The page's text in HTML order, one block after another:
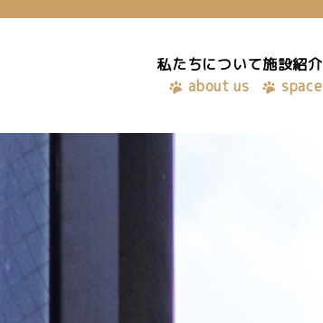
私たちについて
about us
施設紹介
space
施設紹介
space
バーチャルオフィス